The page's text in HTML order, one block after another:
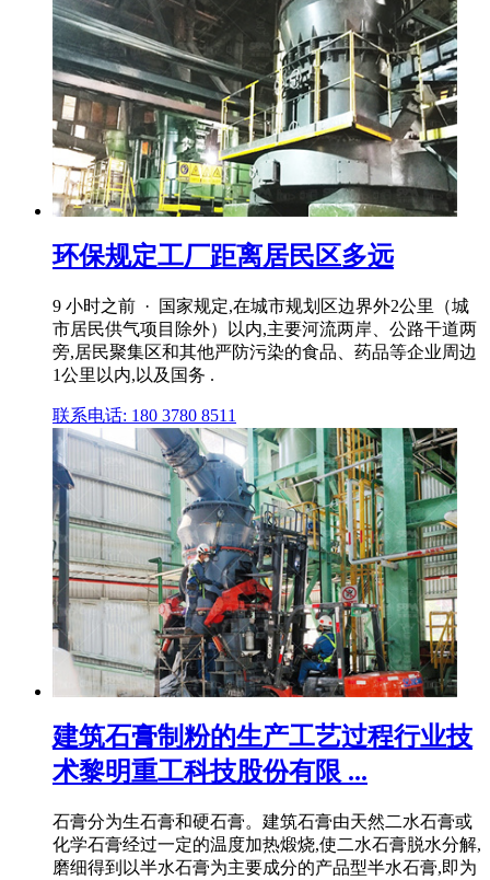
环保规定工厂距离居民区多远
9 小时之前 · 国家规定,在城市规划区边界外2公里（城
市居民供气项目除外）以内,主要河流两岸、公路干道两
旁,居民聚集区和其他严防污染的食品、药品等企业周边
1公里以内,以及国务 .
联系电话: 180 3780 8511
建筑石膏制粉的生产工艺过程行业技
术黎明重工科技股份有限 ...
石膏分为生石膏和硬石膏。建筑石膏由天然二水石膏或
化学石膏经过一定的温度加热煅烧,使二水石膏脱水分解,
磨细得到以半水石膏为主要成分的产品型半水石膏,即为